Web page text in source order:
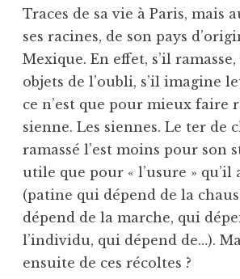
Traces de sa vie à Paris, mais
ses racines, de son pays
Mexique. En effet, s’il
objets de l’oubli, s’il imagine
ce n’est que pour mieux faire
sienne. Les siennes. Le ter de
ramassé l’est moins pour son
utile que pour « l’usure » qu’il
(patine qui dépend de la
dépend de la marche, qui
l’individu, qui dépend de…).
ensuite de ces récoltes ?